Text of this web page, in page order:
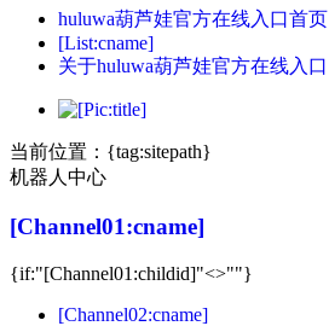
huluwa葫芦娃官方在线入口首页
[List:cname]
关于huluwa葫芦娃官方在线入口
当前位置： {tag:sitepath}
机器人中心
[Channel01:cname]
{if:"[Channel01:childid]"<>""}
[Channel02:cname]